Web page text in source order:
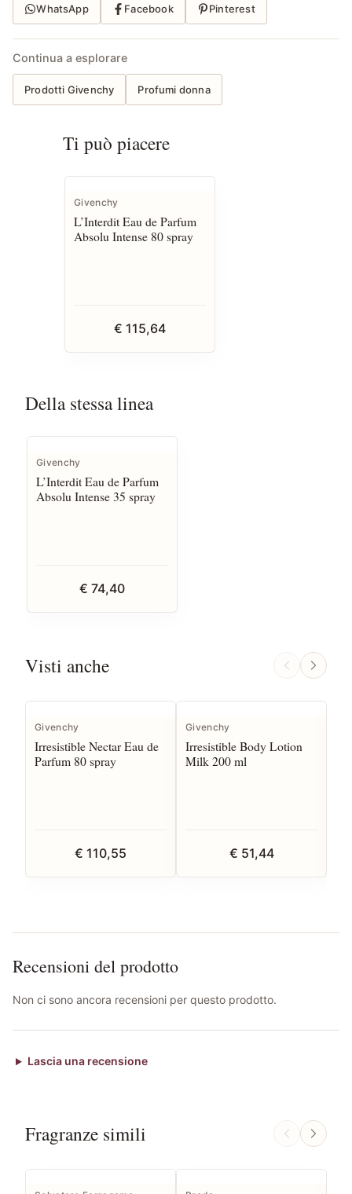
WhatsApp Facebook Pinterest
Continua a esplorare
Prodotti Givenchy Profumi donna
Ti può piacere
Givenchy
L’Interdit Eau de Parfum
Absolu Intense 80 spray
€ 115,64
Della stessa linea
Givenchy
L’Interdit Eau de Parfum
Absolu Intense 35 spray
€ 74,40
Visti anche
Givenchy
Irresistible Nectar Eau de
Parfum 80 spray
€ 110,55
Givenchy
Irresistible Body Lotion
Milk 200 ml
€ 51,44
Recensioni del prodotto
Non ci sono ancora recensioni per questo prodotto.
Lascia una recensione
Fragranze simili